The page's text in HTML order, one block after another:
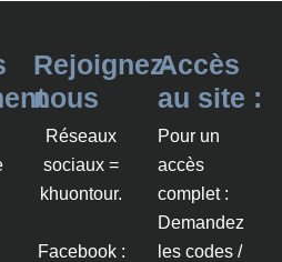
Rejoignez-
nous
Réseaux
sociaux =
khuontour.
Facebook :
Accès
au site :
Pour un
accès
complet :
Demandez
les codes /